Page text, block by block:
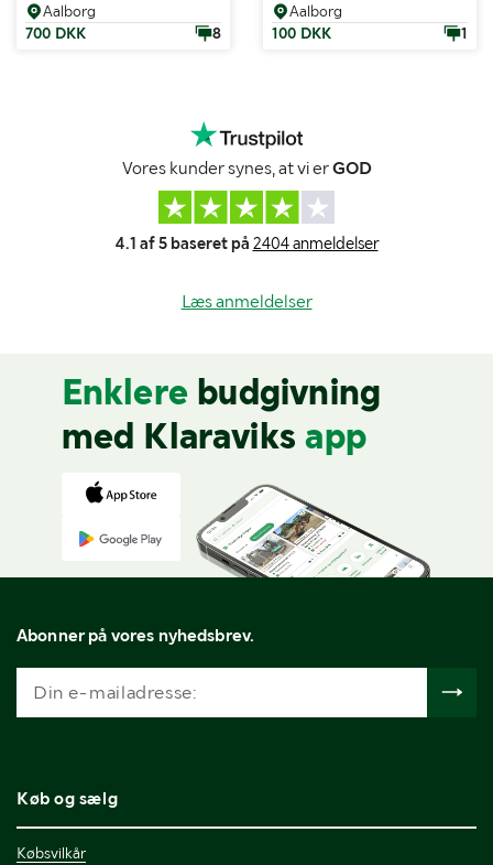
Aalborg
700 DKK
8
Aalborg
100 DKK
1
Vores kunder synes, at vi erGOD
4.1 af 5 baseret på 2404 anmeldelser
Læs anmeldelser
Enklere budgivning
med Klaraviks app
Abonner på vores nyhedsbrev.
Køb og sælg
Købsvilkår